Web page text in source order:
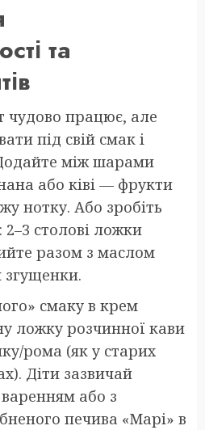
та
чудово працює, але
під свій смак і
між шарами
або ківі — фрукти
нотку. Або зробіть
столові ложки
разом з маслом
смаку в крем
ложку розчинної кави
рома (як у старих
Діти зазвичай
або з
печива «Марі» в